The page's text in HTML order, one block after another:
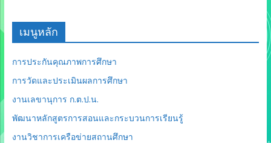
เมนูหลัก
การประกันคุณภาพการศึกษา
การวัดและประเมินผลการศึกษา
งานเลขานุการ ก.ต.ป.น.
พัฒนาหลักสูตรการสอนและกระบวนการเรียนรู้
งานวิชาการเครือข่ายสถานศึกษา